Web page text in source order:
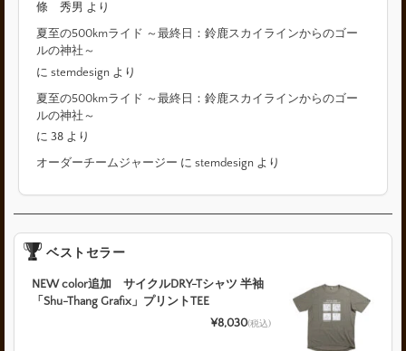
條 秀男 より
夏至の500kmライド ～最終日：鈴鹿スカイラインからのゴー
ルの神社～
にstemdesign より
夏至の500kmライド ～最終日：鈴鹿スカイラインからのゴー
ルの神社～
に38 より
オーダーチームジャージー にstemdesign より
ベストセラー
NEW color追加 サイクルDRY-Tシャツ 半袖
「Shu-Thang Grafix」プリントTEE
¥8,030(税込)